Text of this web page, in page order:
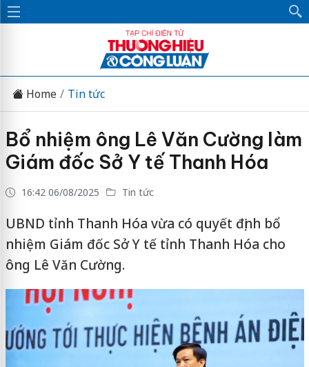
Home Tin tức
Bổ nhiệm ông Lê Văn Cường làm
Giám đốc Sở Y tế Thanh Hóa
16:42 06/08/2025 Tin tức
UBND tỉnh Thanh Hóa vừa có quyết định bổ
nhiệm Giám đốc Sở Y tế tỉnh Thanh Hóa cho
ông Lê Văn Cường.